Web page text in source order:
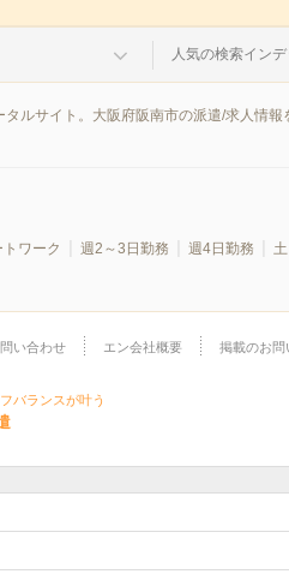
人気の検索イン
ルサイト。大阪府阪南市の派遣/求人情
ワーク 週2～3日勤務 週4日勤務
い合わせ エン会社概要 掲載のお問
バランスが叶う